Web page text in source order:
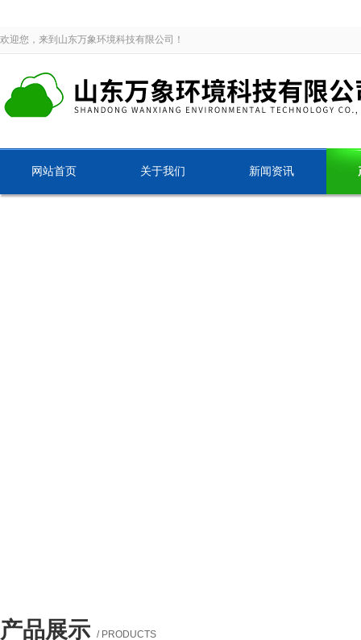
欢迎您，来到山东万象环境科技有限公司！
网站首页 关于我们 新闻资讯
产品展示 / PRODUCTS